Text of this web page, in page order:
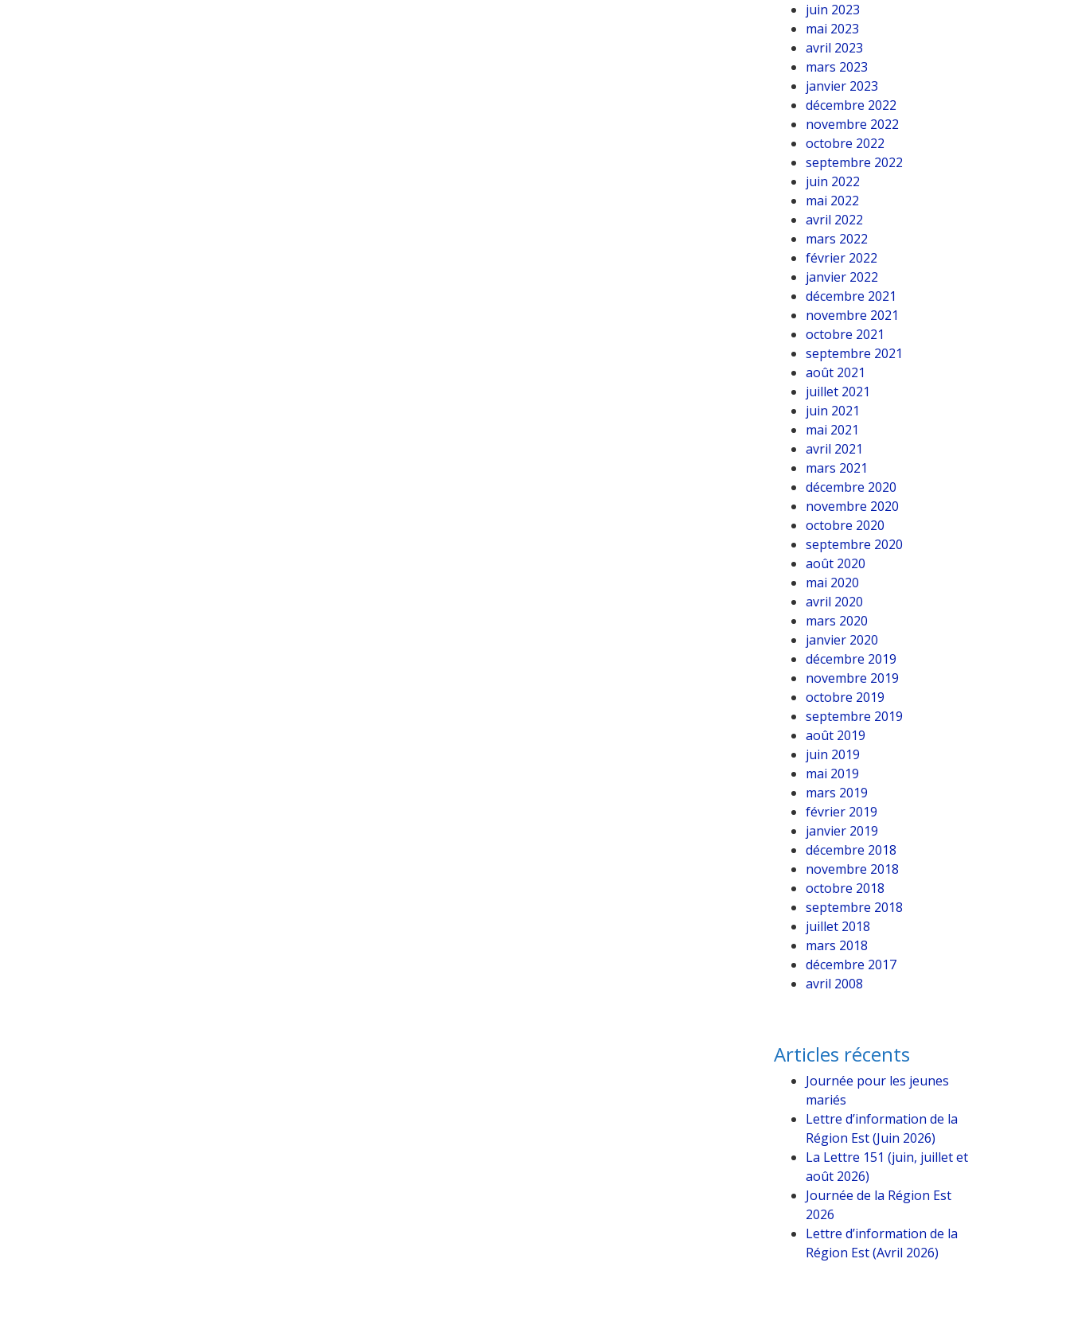
juin 2023
mai 2023
avril 2023
mars 2023
janvier 2023
décembre 2022
novembre 2022
octobre 2022
septembre 2022
juin 2022
mai 2022
avril 2022
mars 2022
février 2022
janvier 2022
décembre 2021
novembre 2021
octobre 2021
septembre 2021
août 2021
juillet 2021
juin 2021
mai 2021
avril 2021
mars 2021
décembre 2020
novembre 2020
octobre 2020
septembre 2020
août 2020
mai 2020
avril 2020
mars 2020
janvier 2020
décembre 2019
novembre 2019
octobre 2019
septembre 2019
août 2019
juin 2019
mai 2019
mars 2019
février 2019
janvier 2019
décembre 2018
novembre 2018
octobre 2018
septembre 2018
juillet 2018
mars 2018
décembre 2017
avril 2008
Articles récents
Journée pour les jeunes
mariés
Lettre d’information de la
Région Est (Juin 2026)
La Lettre 151 (juin, juillet et
août 2026)
Journée de la Région Est
2026
Lettre d’information de la
Région Est (Avril 2026)